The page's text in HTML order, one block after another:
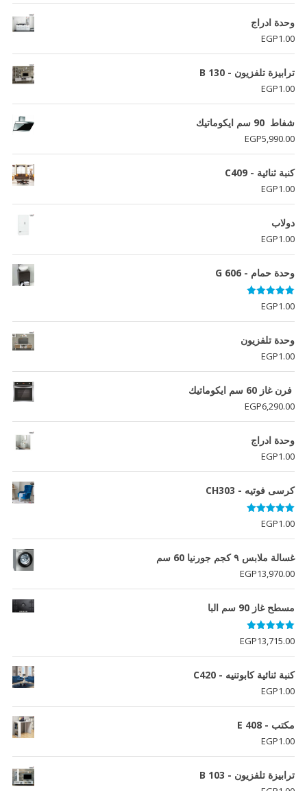
وحدة ادراج
EGP1.00
ترابيزة تلفزيون - B 130
EGP1.00
شفاط 90 سم ايكوماتيك
EGP5,990.00
كنبة ثنائية - C409
EGP1.00
دولاب
EGP1.00
وحدة حمام - G 606
تم التقييم
5.00
من 5
EGP1.00
وحدة تلفزيون
EGP1.00
فرن غاز 60 سم ايكوماتيك
EGP6,290.00
وحدة ادراج
EGP1.00
كرسى فوتيه - CH303
تم التقييم
5.00
من 5
EGP1.00
غسالة ملابس ٩ كجم جورنيا 60 سم
EGP13,970.00
مسطح غاز 90 سم البا
تم التقييم
5.00من 5 EGP13,715.00
كنبة ثنائية كابوتنيه - C420
EGP1.00
مكتب - E 408
EGP1.00
ترابيزة تلفزيون - B 103